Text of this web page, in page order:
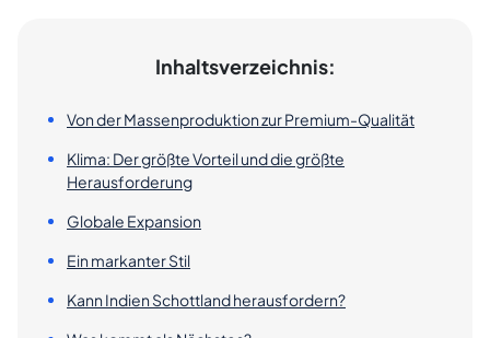
Inhaltsverzeichnis:
Von der Massenproduktion zur Premium-Qualität
Klima: Der größte Vorteil und die größte
Herausforderung
Globale Expansion
Ein markanter Stil
Kann Indien Schottland herausfordern?